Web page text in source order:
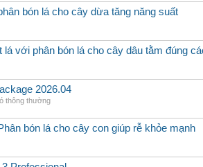
bón lá cho cây dừa tăng năng suất
lá với phân bón lá cho cây dâu tằm đúng
2026.04
thông thường
bón lá cho cây con giúp rễ khỏe mạnh